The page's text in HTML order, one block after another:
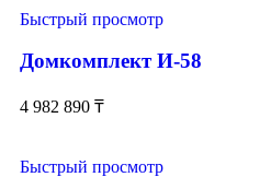
Быстрый просмотр
Домкомплект И-58
4 982 890 ₸
Быстрый просмотр